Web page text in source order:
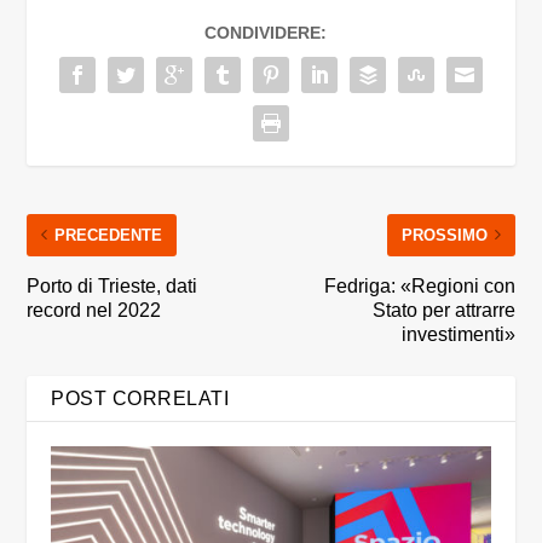
CONDIVIDERE:
PRECEDENTE
Porto di Trieste, dati
record nel 2022
PROSSIMO
Fedriga: «Regioni con
Stato per attrarre
investimenti»
POST CORRELATI